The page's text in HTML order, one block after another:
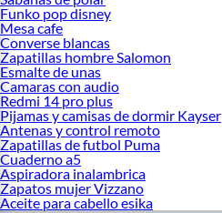
Funko pop disney
Mesa cafe
Converse blancas
Zapatillas hombre Salomon
Esmalte de unas
Camaras con audio
Redmi 14 pro plus
Pijamas y camisas de dormir Kayser
Antenas y control remoto
Zapatillas de futbol Puma
Cuaderno a5
Aspiradora inalambrica
Zapatos mujer Vizzano
Aceite para cabello esika